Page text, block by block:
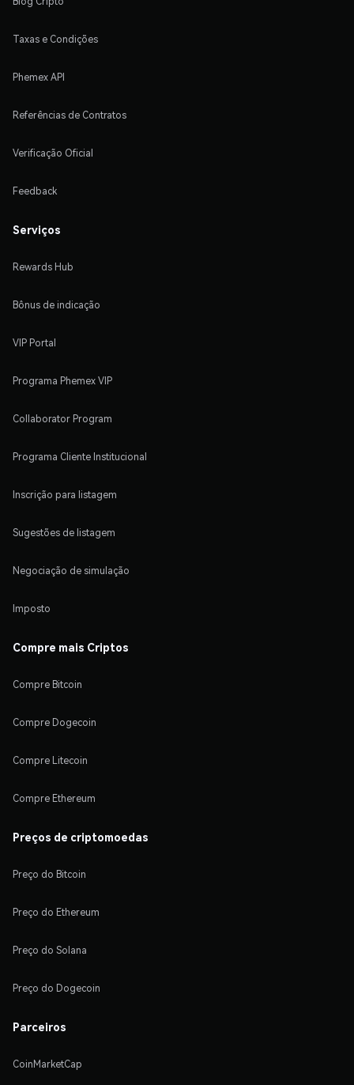
Taxas e Condições
Phemex API
Referências de Contratos
Verificação Oficial
Feedback
Serviços
Rewards Hub
Bônus de indicação
VIP Portal
Programa Phemex VIP
Collaborator Program
Programa Cliente Institucional
Inscrição para listagem
Sugestões de listagem
Negociação de simulação
Imposto
Compre mais Criptos
Compre Bitcoin
Compre Dogecoin
Compre Litecoin
Compre Ethereum
Preços de criptomoedas
Preço do Bitcoin
Preço do Ethereum
Preço do Solana
Preço do Dogecoin
Parceiros
CoinMarketCap